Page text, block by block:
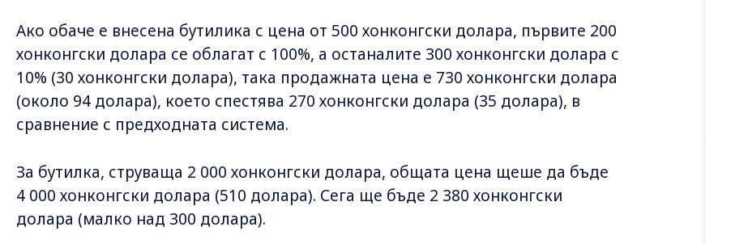
Ако обаче е внесена бутилика с цена от 500 хонконгски долара, първите 200
хонконгски долара се облагат с 100%, а останалите 300 хонконгски долара с
10% (30 хонконгски долара), така продажната цена е 730 хонконгски долара
(около 94 долара), което спестява 270 хонконгски долара (35 долара), в
сравнение с предходната система.
За бутилка, струваща 2 000 хонконгски долара, общата цена щеше да бъде
4 000 хонконгски долара (510 долара). Сега ще бъде 2 380 хонконгски
долара (малко над 300 долара).